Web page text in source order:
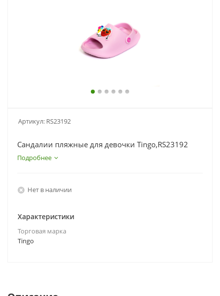
Артикул: RS23192
Сандалии пляжные для девочки Tingo,RS23192
Подробнее
Нет в наличии
Характеристики
Торговая марка
Tingo